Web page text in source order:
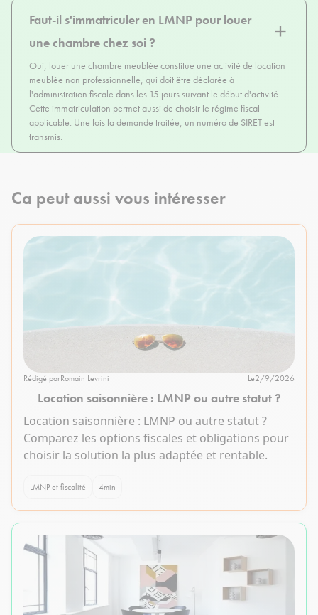
Faut-il s'immatriculer en LMNP pour louer
une chambre chez soi ?
Oui, louer une chambre meublée constitue une activité de location
meublée non professionnelle, qui doit être déclarée à
l'administration fiscale dans les 15 jours suivant le début d'activité.
Cette immatriculation permet aussi de choisir le régime fiscal
applicable. Une fois la demande traitée, un numéro de SIRET est
transmis.
Ca peut aussi vous intéresser
Rédigé parRomain Levrini Le2/9/2026
Location saisonnière : LMNP ou autre statut ?
Location saisonnière : LMNP ou autre statut ?
Comparez les options fiscales et obligations pour
choisir la solution la plus adaptée et rentable.
LMNP et fiscalité 4min